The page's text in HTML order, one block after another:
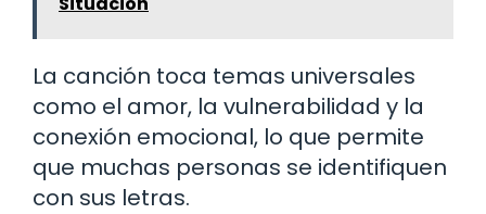
La canción toca temas universales
como el amor, la vulnerabilidad y la
conexión emocional, lo que permite
que muchas personas se identifiquen
con sus letras.